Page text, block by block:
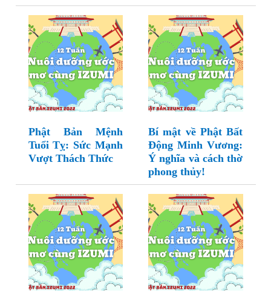
Phật Bản Mệnh
Tuổi Tỵ: Sức Mạnh
Vượt Thách Thức
Bí mật về Phật Bất
Động Minh Vương:
Ý nghĩa và cách thờ
phong thủy!